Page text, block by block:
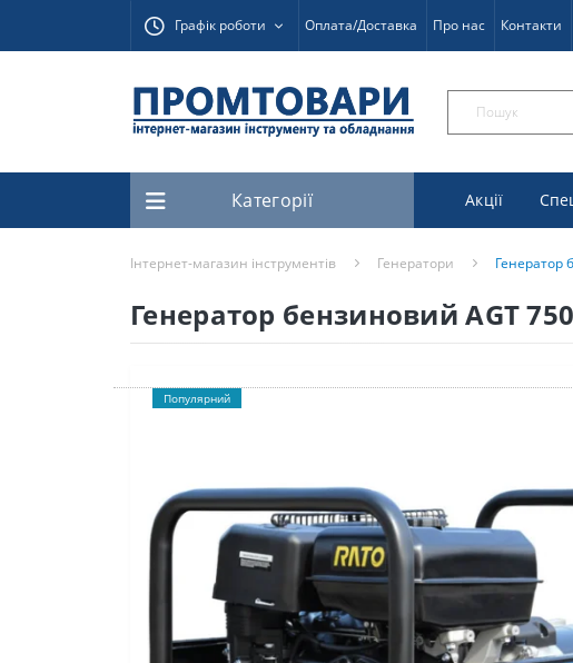
Графік роботи Оплата/Доставка Про нас Контакти
Категорії Акції
Інтернет-магазин інструментів Генератори Генератор
Генератор бензиновий AGT
Популярний